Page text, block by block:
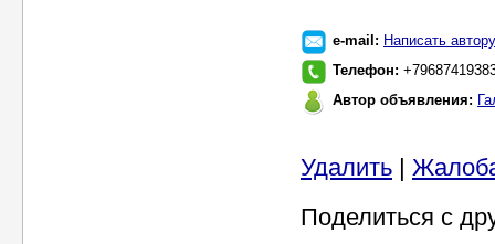
e-mail: Написать автору
Телефон:
Автор объявления:
Удалить |
Поделиться с